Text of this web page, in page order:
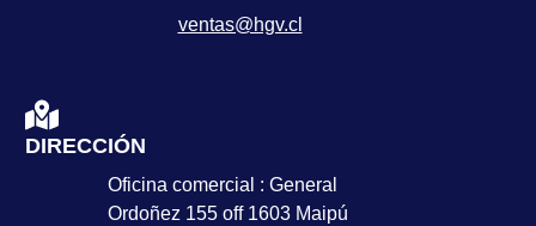
ventas@hgv.cl
DIRECCIÓN
Oficina comercial : General
Ordoñez 155 off 1603 Maipú